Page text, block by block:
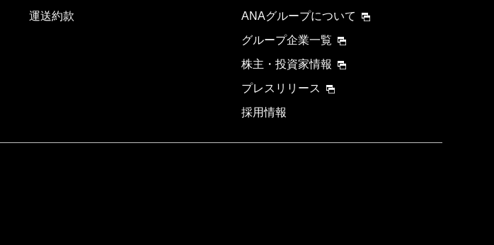
運送約款
ANAグループについて
グループ企業一覧
株主・投資家情報
プレスリリース
採用情報